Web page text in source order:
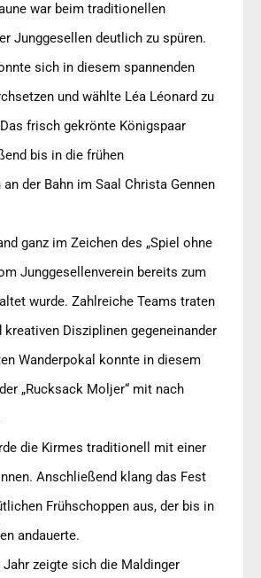
war beim traditionellen
Junggesellen deutlich zu spüren.
sich in diesem spannenden
und wählte Léa Léonard zu
frisch gekrönte Königspaar
bis in die frühen
der Bahn im Saal Christa Gennen
ganz im Zeichen des „Spiel ohne
Junggesellenverein bereits zum
wurde. Zahlreiche Teams traten
kreativen Disziplinen gegeneinander
Wanderpokal konnte in diesem
„Rucksack Moljer“ mit nach
die Kirmes traditionell mit einer
Anschließend klang das Fest
Frühschoppen aus, der bis in
andauerte.
zeigte sich die Maldinger